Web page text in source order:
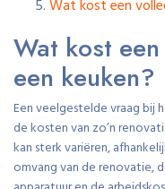
Wat kost een
Wat kost
een keuken?
Een veelgestelde vraag bij
de kosten van zo’n
kan sterk variëren,
omvang van de renovatie,